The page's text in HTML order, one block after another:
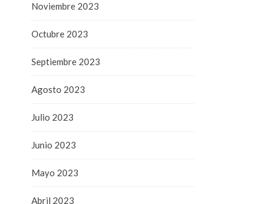
Noviembre 2023
Octubre 2023
Septiembre 2023
Agosto 2023
Julio 2023
Junio 2023
Mayo 2023
Abril 2023